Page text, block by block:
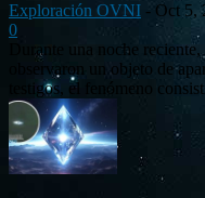
Exploración OVNI - Oct 5,
0
Durante una noche
observaron un objeto de
testigos, el fenómeno